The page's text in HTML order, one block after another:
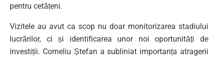
pentru cetățeni.
Vizitele au avut ca scop nu doar monitorizarea stadiului
lucrărilor, ci și identificarea unor noi oportunități de
investiții. Corneliu Ștefan a subliniat importanța atragerii